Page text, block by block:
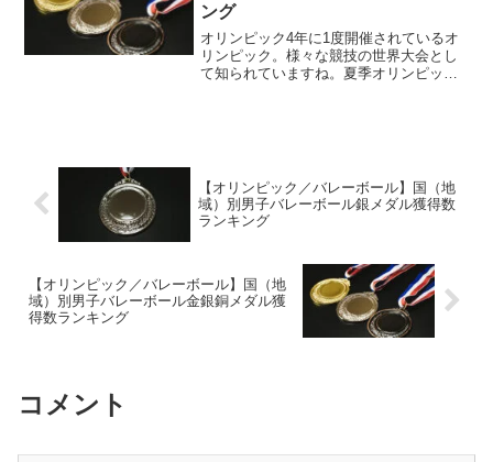
ング
オリンピック4年に1度開催されているオ
リンピック。様々な競技の世界大会とし
て知られていますね。夏季オリンピック
【オリンピック／バレーボール】国（地
域）別男子バレーボール銀メダル獲得数
ランキング
【オリンピック／バレーボール】国（地
域）別男子バレーボール金銀銅メダル獲
得数ランキング
コメント